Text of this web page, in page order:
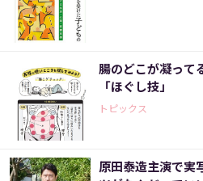
腸のどこが凝っ
「ほぐし技」
トピックス
原田泰造主演で実